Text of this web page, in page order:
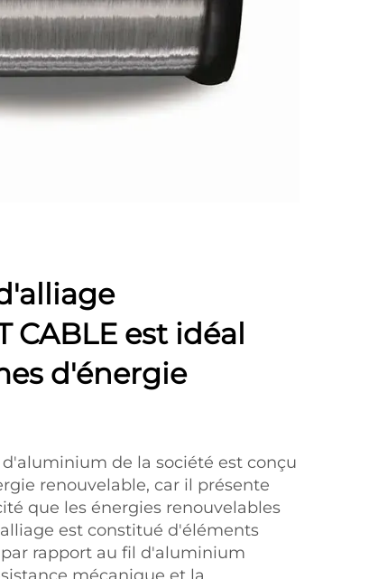
est idéal
d'énergie
de la société est conçu
renouvelable, car il présente
que les énergies renouvelables
est constitué d'éléments
rapport au fil d'aluminium